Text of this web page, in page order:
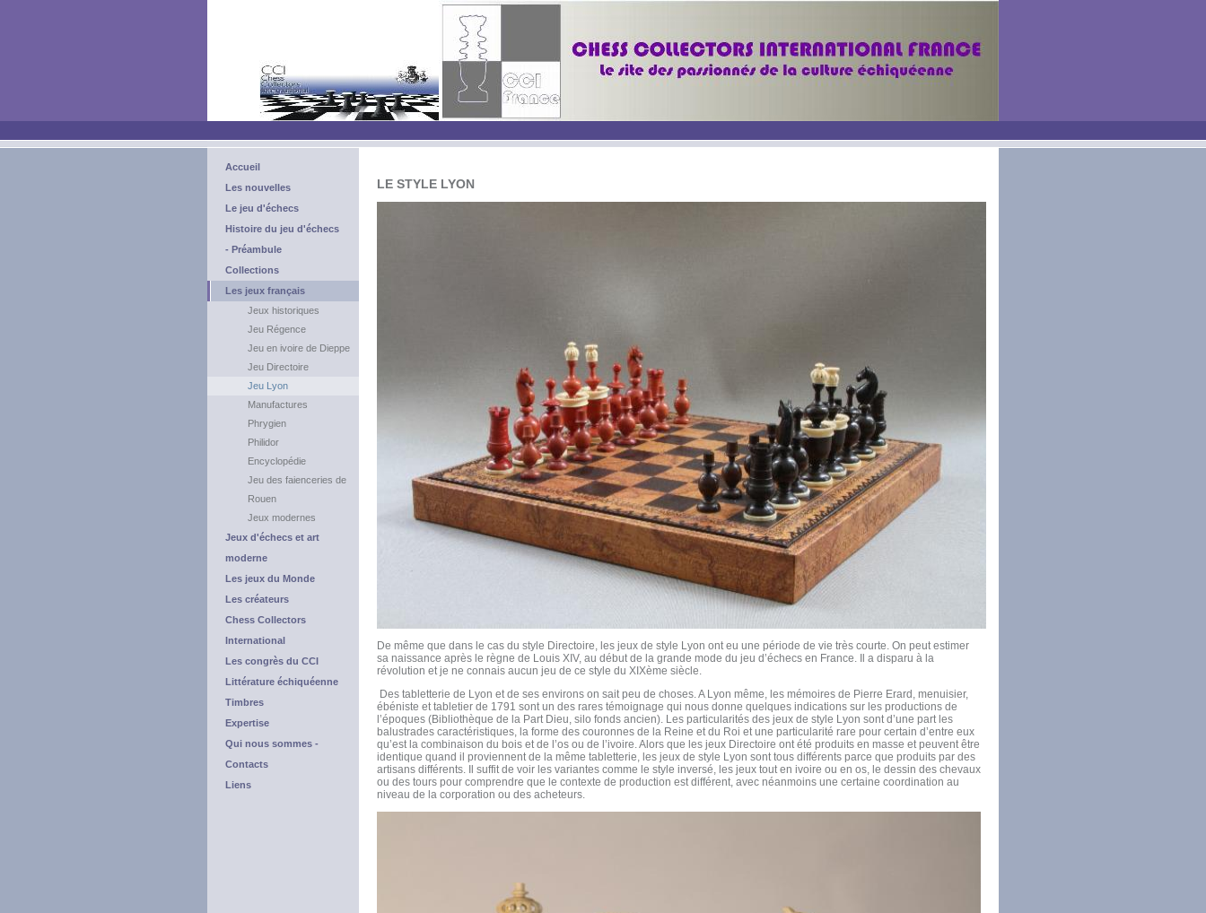
Accueil
Les nouvelles
Le jeu d'échecs
Histoire du jeu d'échecs
- Préambule
Collections
Les jeux français
Jeux historiques
Jeu Régence
Jeu en ivoire de Dieppe
Jeu Directoire
Jeu Lyon
Manufactures
Phrygien
Philidor
Encyclopédie
Jeu des faienceries de
Rouen
Jeux modernes
Jeux d'échecs et art
moderne
Les jeux du Monde
Les créateurs
Chess Collectors
International
Les congrès du CCI
Littérature échiquéenne
Timbres
Expertise
Qui nous sommes -
Contacts
Liens
LE STYLE LYON
De même que dans le cas du style Directoire, les jeux de style Lyon ont eu une période de vie très courte. On peut estimer
sa naissance après le règne de Louis XIV, au début de la grande mode du jeu d’échecs en France. Il a disparu à la
révolution et je ne connais aucun jeu de ce style du XIXème siècle.
Des tabletterie de Lyon et de ses environs on sait peu de choses. A Lyon même, les mémoires de Pierre Erard, menuisier,
ébéniste et tabletier de 1791 sont un des rares témoignage qui nous donne quelques indications sur les productions de
l’époques (Bibliothèque de la Part Dieu, silo fonds ancien). Les particularités des jeux de style Lyon sont d’une part les
balustrades caractéristiques, la forme des couronnes de la Reine et du Roi et une particularité rare pour certain d’entre eux
qu’est la combinaison du bois et de l’os ou de l’ivoire. Alors que les jeux Directoire ont été produits en masse et peuvent être
identique quand il proviennent de la même tabletterie, les jeux de style Lyon sont tous différents parce que produits par des
artisans différents. Il suffit de voir les variantes comme le style inversé, les jeux tout en ivoire ou en os, le dessin des chevaux
ou des tours pour comprendre que le contexte de production est différent, avec néanmoins une certaine coordination au
niveau de la corporation ou des acheteurs.